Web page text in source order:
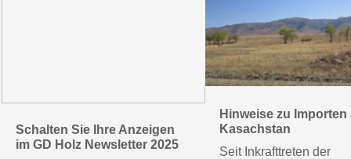
Schalten Sie Ihre Anzeigen
im GD Holz Newsletter 2025
Hinweise zu Importen
Kasachstan
Seit Inkrafttreten der